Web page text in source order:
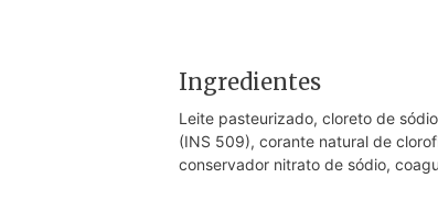
Ingredientes
Leite pasteurizado, cloreto de
(INS 509), corante natural de
conservador nitrato de sódio,